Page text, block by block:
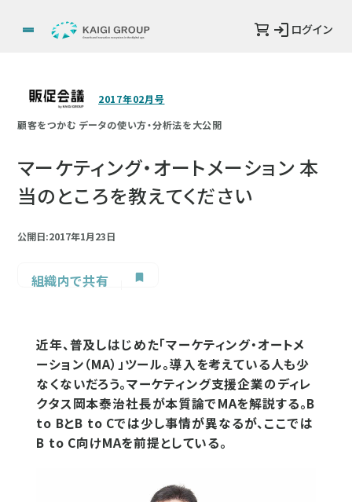
ログイン
2017年02月号
顧客をつかむ データの使い方・分析法を大公開
マーケティング・オートメーション 本
当のところを教えてください
公開日:2017年1月23日
組織内で共有
近年、普及しはじめた「マーケティング・オートメ
ーション（MA）」ツール。導入を考えている人も少
なくないだろう。マーケティング支援企業のディレ
クタス岡本泰治社長が本質論でMAを解説する。B
to BとB to Cでは少し事情が異なるが、ここでは
B to C向けMAを前提としている。